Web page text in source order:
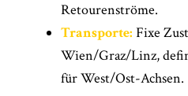
Retourenströme.
Transporte: Fixe
Wien/Graz/Linz,
für West/Ost-Achsen.